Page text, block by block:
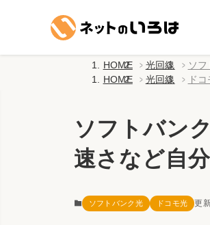
HOME 光回線
ソ
HOME
光回線 ド
ソフトバン
速さなど自
ソフトバンク光 ドコモ光 更